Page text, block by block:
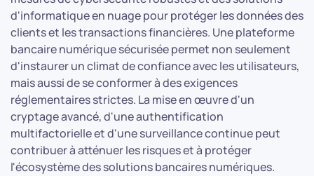
d'informatique en nuage pour protéger les données des
clients et les transactions financières. Une plateforme
bancaire numérique sécurisée permet non seulement
d'instaurer un climat de confiance avec les utilisateurs,
mais aussi de se conformer à des exigences
réglementaires strictes. La mise en œuvre d'un
cryptage avancé, d'une authentification
multifactorielle et d'une surveillance continue peut
contribuer à atténuer les risques et à protéger
l'écosystème des solutions bancaires numériques.